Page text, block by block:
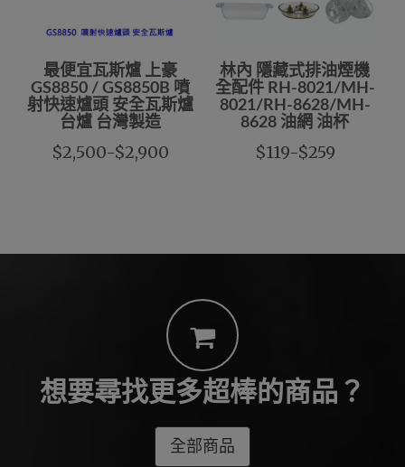
最便宜瓦斯爐 上豪
GS8850 / GS8850B 噴
射快速爐頭 安全瓦斯爐
台爐 台灣製造
$2,500-$2,900
林內 隱藏式排油煙機
全配件 RH-8021/MH-
8021/RH-8628/MH-
8628 油網 油杯
$119-$259
想要尋找更多超棒的商品？
全部商品